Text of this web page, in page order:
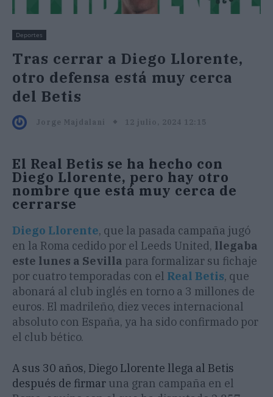
Deportes
Tras cerrar a Diego Llorente,
otro defensa está muy cerca
del Betis
Jorge Majdalani 12 julio, 2024 12:15
El Real Betis se ha hecho con
Diego Llorente, pero hay otro
nombre que está muy cerca de
cerrarse
Diego Llorente, que la pasada campaña jugó
en la Roma cedido por el Leeds United, llegaba
este lunes a Sevilla para formalizar su fichaje
por cuatro temporadas con el Real Betis, que
abonará al club inglés en torno a 3 millones de
euros. El madrileño, diez veces internacional
absoluto con España, ya ha sido confirmado por
el club bético.
A sus 30 años, Diego Llorente llega al Betis
después de firmar una gran campaña en el